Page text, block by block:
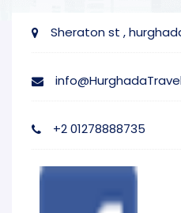
Sheraton st ,
+2 01278888735